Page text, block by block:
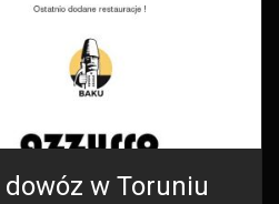
w Toruniu